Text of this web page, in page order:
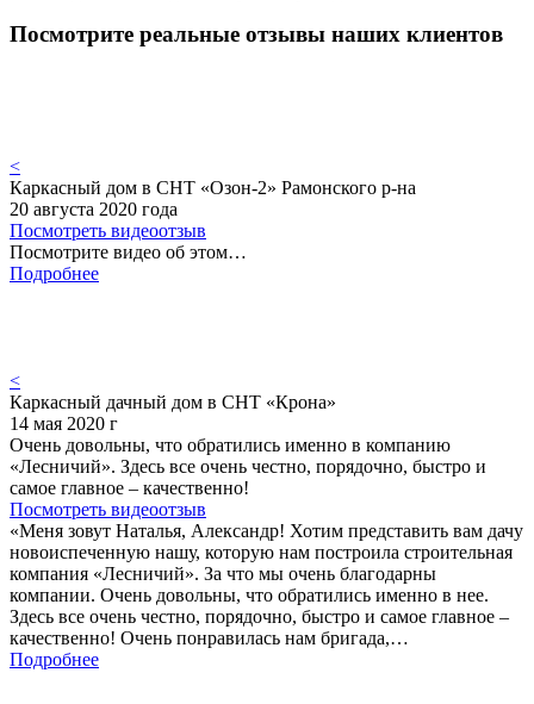
Посмотрите реальные отзывы наших клиентов
<
Каркасный дом в СНТ «Озон-2» Рамонского р-на
20 августа 2020 года
Посмотреть видеоотзыв
Посмотрите видео об этом…
Подробнее
<
Каркасный дачный дом в СНТ «Крона»
14 мая 2020 г
Очень довольны, что обратились именно в компанию
«Лесничий». Здесь все очень честно, порядочно, быстро и
самое главное – качественно!
Посмотреть видеоотзыв
«Меня зовут Наталья, Александр! Хотим представить вам дачу
новоиспеченную нашу, которую нам построила строительная
компания «Лесничий». За что мы очень благодарны
компании. Очень довольны, что обратились именно в нее.
Здесь все очень честно, порядочно, быстро и самое главное –
качественно! Очень понравилась нам бригада,…
Подробнее